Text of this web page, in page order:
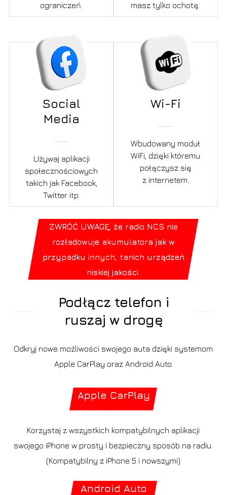
ograniczeń.
masz tylko ochotę.
Social
Media
Używaj aplikacji
społecznościowych
takich jak Facebook,
Twitter itp.
Wi-Fi
Wbudowany moduł
WiFi, dzięki któremu
połączysz się
z internetem.
ZWRÓĆ UWAGĘ, że radio NCS nie
rozładowuje akumulatora jak w
przypadku innych, tanich urządzeń
niskiej jakości.
Podłącz telefon i
ruszaj w drogę
Odkryj nowe możliwości swojego auta dzięki systemom
Apple CarPlay oraz Android Auto.
Apple CarPlay
Korzystaj z wszystkich kompatybilnych aplikacji
swojego iPhone w prosty i bezpieczny sposób na radiu.
(Kompatybilny z iPhone 5 i nowszymi)
Android Auto